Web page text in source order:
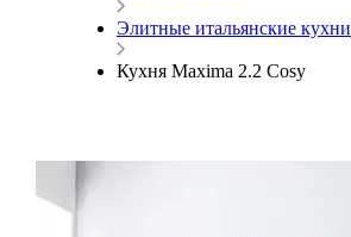
Элитные итальянские кухни
Кухня Maxima 2.2 Cosy